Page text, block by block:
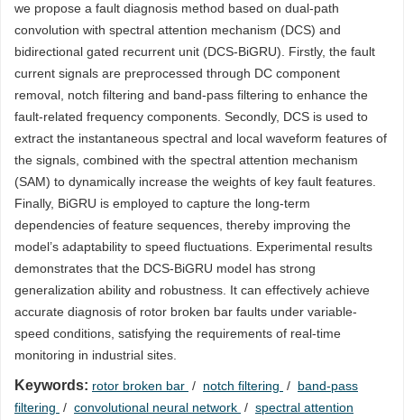
we propose a fault diagnosis method based on dual-path
convolution with spectral attention mechanism (DCS) and
bidirectional gated recurrent unit (DCS-BiGRU). Firstly, the fault
current signals are preprocessed through DC component
removal, notch filtering and band-pass filtering to enhance the
fault-related frequency components. Secondly, DCS is used to
extract the instantaneous spectral and local waveform features of
the signals, combined with the spectral attention mechanism
(SAM) to dynamically increase the weights of key fault features.
Finally, BiGRU is employed to capture the long-term
dependencies of feature sequences, thereby improving the
model’s adaptability to speed fluctuations. Experimental results
demonstrates that the DCS-BiGRU model has strong
generalization ability and robustness. It can effectively achieve
accurate diagnosis of rotor broken bar faults under variable-
speed conditions, satisfying the requirements of real-time
monitoring in industrial sites.
Keywords: rotor broken bar / notch filtering / band-pass
filtering / convolutional neural network / spectral attention